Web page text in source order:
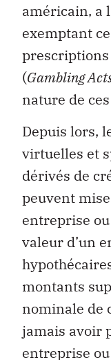
américain, a
exemptant
(Gambling
nature de
Depuis lors,
virtuelles et
dérivés de
peuvent
entreprise
valeur d’un
montants
nominale de
jamais avoir
entreprise